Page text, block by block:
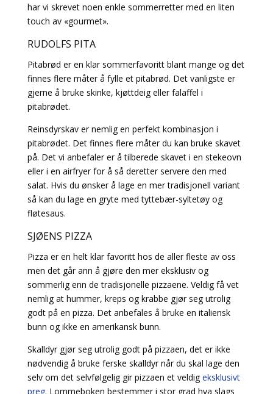
har vi skrevet noen enkle sommerretter med en liten
touch av «gourmet».
RUDOLFS PITA
Pitabrød er en klar sommerfavoritt blant mange og det
finnes flere måter å fylle et pitabrød. Det vanligste er
gjerne å bruke skinke, kjøttdeig eller falaffel i
pitabrødet.
Reinsdyrskav er nemlig en perfekt kombinasjon i
pitabrødet. Det finnes flere måter du kan bruke skavet
på. Det vi anbefaler er å tilberede skavet i en stekeovn
eller i en airfryer for å så deretter servere den med
salat. Hvis du ønsker å lage en mer tradisjonell variant
så kan du lage en gryte med tyttebær-syltetøy og
fløtesaus.
SJØENS PIZZA
Pizza er en helt klar favoritt hos de aller fleste av oss
men det går ann å gjøre den mer eksklusiv og
sommerlig enn de tradisjonelle pizzaene. Veldig få vet
nemlig at hummer, kreps og krabbe gjør seg utrolig
godt på en pizza. Det anbefales å bruke en italiensk
bunn og ikke en amerikansk bunn.
Skalldyr gjør seg utrolig godt på pizzaen, det er ikke
nødvendig å bruke ferske skalldyr når du skal lage den
selv om det selvfølgelig gir pizzaen et veldigeksklusivt
preg. Lommeboken bestemmer i stor grad hva slags